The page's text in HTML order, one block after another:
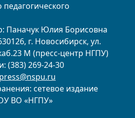
педагогического
Паначук Юлия Борисовна
г. Новосибирск, ул.
М (пресс-центр НГПУ)
(383) 269-24-30
press@nspu.ru
сетевое издание
ВО «НГПУ»